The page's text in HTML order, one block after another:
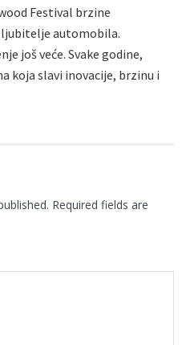
Festival brzine
automobila.
još veće. Svake godine,
koja slavi inovacije, brzinu i
Required fields are